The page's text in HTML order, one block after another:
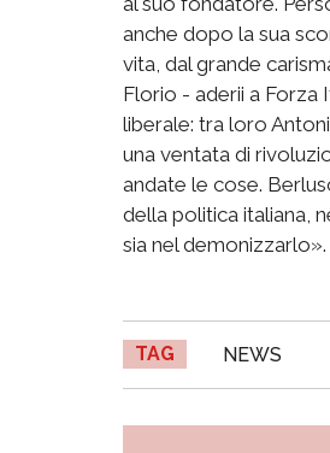
anche dopo la sua
vita, dal grande
Florio - aderii a Forza
liberale: tra loro
una ventata di
andate le cose.
della politica italiana,
sia nel demonizzarlo».
TAG NEWS